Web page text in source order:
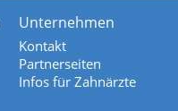
Unternehmen
Kontakt
Partnerseiten
Infos für Zahnärzte